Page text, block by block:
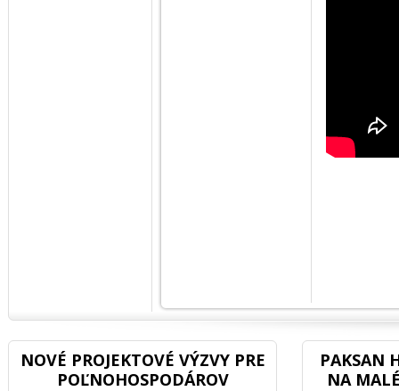
NOVÉ PROJEKTOVÉ VÝZVY PRE
POĽNOHOSPODÁROV
PAKSAN
NA